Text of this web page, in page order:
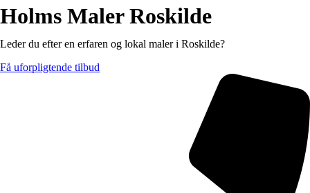
Holms Maler Roskilde
Leder du efter en erfaren og lokal maler i Roskilde?
Få uforpligtende tilbud